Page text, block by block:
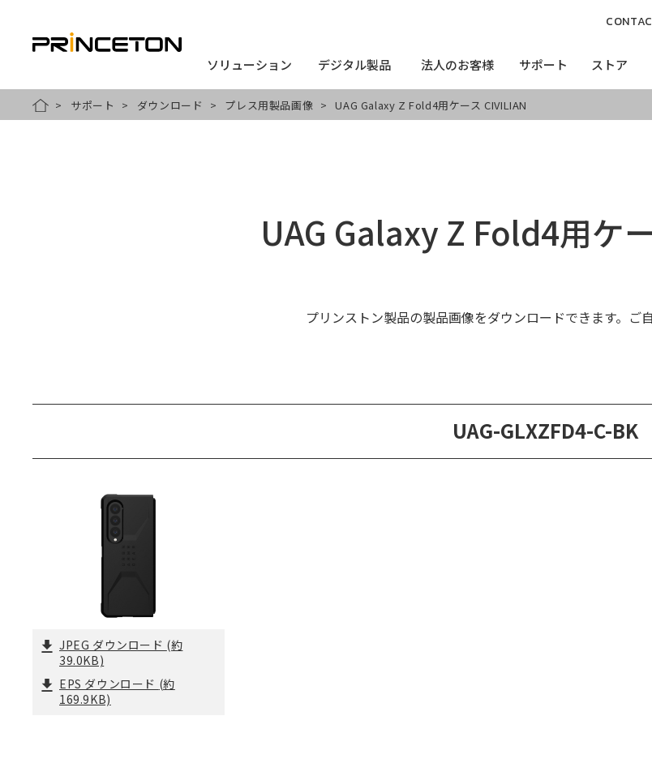
ソリューション
ソリューション デジタル製品
デジタル製品 法人のお客様
法人のお客様 サポート
サポート ストア
ストア
HOMEサポート ダウンロード プレス用製品画像 UAG Galaxy Z Fold4用ケース CIVILIAN
UAG Galaxy Z Fold4用ケ
プリンストン製品の製品画像をダウンロードできます。ご
UAG-GLXZFD4-C-BK
JPEG ダウンロード (約
39.0KB)
EPS ダウンロード (約
169.9KB)